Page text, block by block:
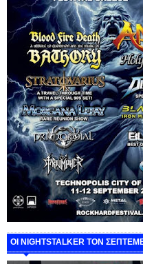
ΟΙ NIGHTSTALKER ΤΟΝ